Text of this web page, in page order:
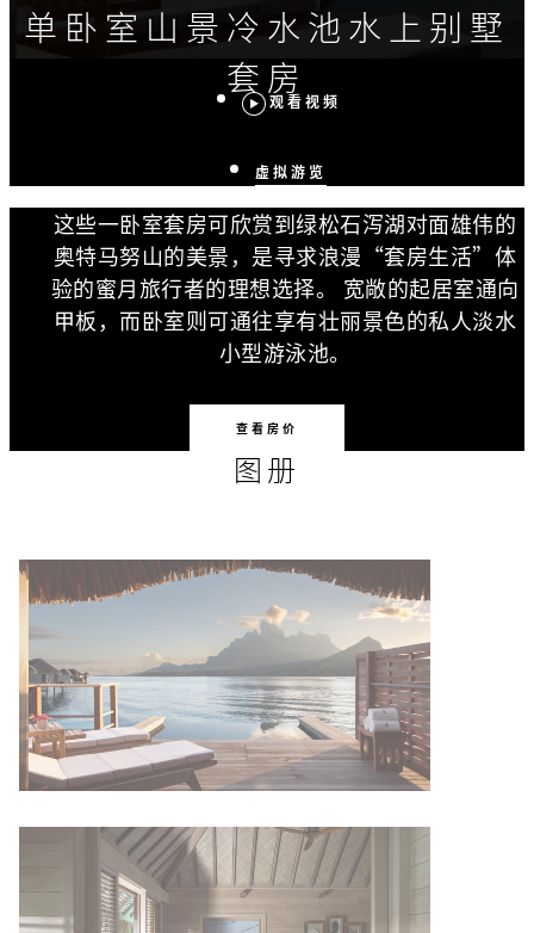
单卧室山景冷水池水上别墅
套房
观看视频
虚拟游览
这些一卧室套房可欣赏到绿松石泻湖对面雄伟的
奥特马努山的美景，是寻求浪漫“套房生活”体
验的蜜月旅行者的理想选择。 宽敞的起居室通向
甲板，而卧室则可通往享有壮丽景色的私人淡水
小型游泳池。
查看房价
图册